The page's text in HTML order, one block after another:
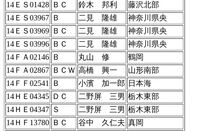
14ＥＳ01428 ＢＣ 鈴木 邦利
藤沢北部
14ＥＳ03967 Ｂ 二見 隆雄
神奈川県央
14ＥＳ03969 ＢＣ 二見 隆雄
神奈川県央
14ＥＳ03996 ＢＣ 二見 隆雄
神奈川県央
14ＦＡ02146 Ｂ 丸山 修
鶴岡
14ＦＡ02867 ＢＣＷ 高橋 興一
山形南部
14ＦＦ02541
Ｂ 小濱 加一郎 日本海
14ＨＥ04345 ＤＣ 二野屏 三男 栃木東部
14ＨＥ04347 Ｓ 二野屏 三男 栃木東部
14ＨＦ13780 ＢＣ 谷中 久仁夫 真岡